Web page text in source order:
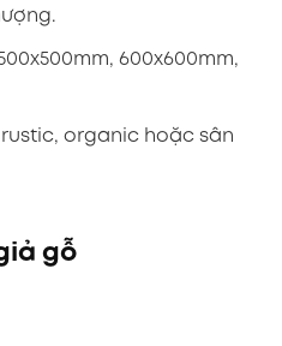
600x600mm,
rustic, organic hoặc sân
gỗ